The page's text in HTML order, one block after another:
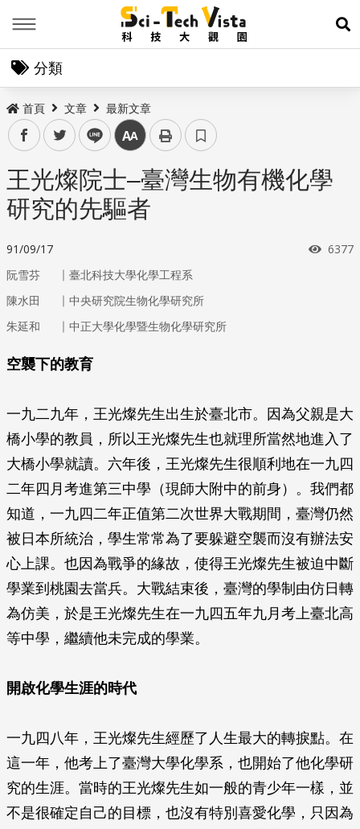
展
分類
首頁 文章 最新文章
facebooktwitter line 中
王光燦院士–臺灣生物有機化學
研究的先驅者
91/09/17 瀏覽
6377
阮雪芬 ｜ 臺北科技大學化學工程系
陳水田
｜ 中央研究院生物化學研究所
朱延和
｜ 中正大學化學暨生物化學研究所
空襲下的教育
一九二九年，王光燦先生出生於臺北市。因為父親是大
橋小學的教員，所以王光燦先生也就理所當然地進入了
大橋小學就讀。六年後，王光燦先生很順利地在一九四
二年四月考進第三中學（現師大附中的前身）。我們都
知道，一九四二年正值第二次世界大戰期間，臺灣仍然
被日本所統治，學生常常為了要躲避空襲而沒有辦法安
心上課。也因為戰爭的緣故，使得王光燦先生被迫中斷
學業到桃園去當兵。大戰結束後，臺灣的學制由仿日轉
為仿美，於是王光燦先生在一九四五年九月考上臺北高
等中學，繼續他未完成的學業。
開啟化學生涯的時代
一九四八年，王光燦先生經歷了人生最大的轉捩點。在
這一年，他考上了臺灣大學化學系，也開始了他化學研
究的生涯。當時的王光燦先生如一般的青少年一樣，並
不是很確定自己的目標，也沒有特別喜愛化學，只因為